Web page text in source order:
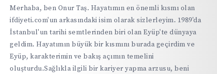
Merhaba, ben Onur Taş. Hayatımın en önemli kısmı olan
ifdiyeti.com'un arkasındaki isim olarak sizlerleyim. 1989'da
İstanbul'un tarihi semtlerinden biri olan Eyüp'te dünyaya
geldim. Hayatımın büyük bir kısmını burada geçirdim ve
Eyüp, karakterimin ve bakış açımın temelini
oluşturdu.Sağlıkla ilgili bir kariyer yapma arzusu, beni